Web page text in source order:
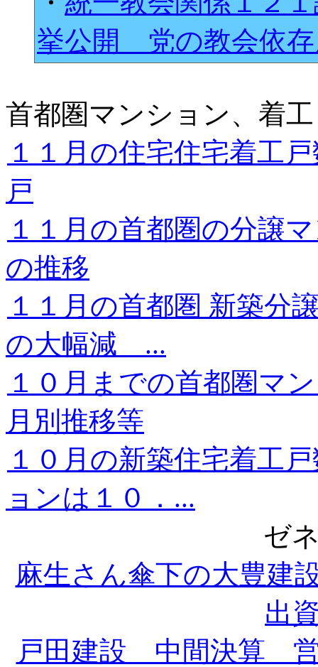
挙公開 党の教会依
首都圏マンション、着
１１月の住宅住宅着工
戸
１１月の首都圏の分譲
の推移
１１月の首都圏 新築分
の大幅減 ...
１０月までの首都圏マ
月別推移等
１０月の新築住宅着工
ョンは１０．...
ゼ
麻生さん傘下の大豊
出
戸田建設 中間決算